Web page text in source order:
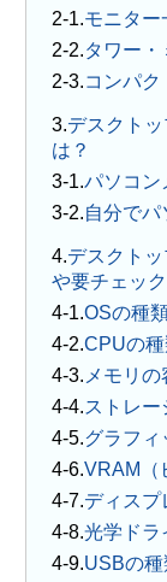
モニター
タワー
コンパク
3.デスクト
は？
パソコン
自分でパ
4.デスクト
や要チェッ
OSの種
CPUの
メモリの
ストレ
グラフィ
VRAM（
ディスプ
光学ドラ
USBの種